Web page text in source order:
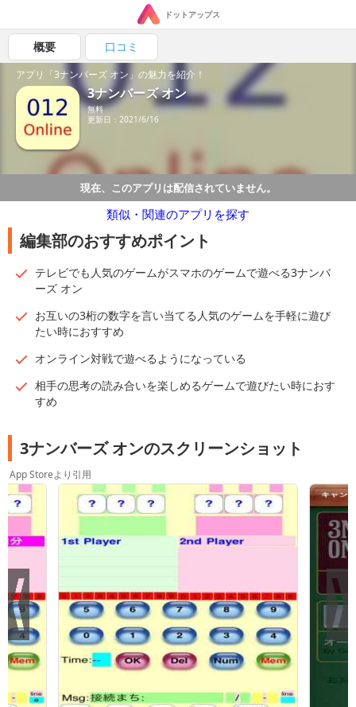
ドットアップス
概要 口コミ
アプリ「3ナンバーズ オン」の魅力を紹介！
3ナンバーズ オン
無料
更新日：2021/6/16
現在、このアプリは配信されていません。
類似・関連のアプリを探す
編集部のおすすめポイント
テレビでも人気のゲームがスマホのゲームで遊べる3ナンバ
ーズ オン
お互いの3桁の数字を言い当てる人気のゲームを手軽に遊び
たい時におすすめ
オンライン対戦で遊べるようになっている
相手の思考の読み合いを楽しめるゲームで遊びたい時におす
すめ
3ナンバーズ オンのスクリーンショット
App Storeより引用